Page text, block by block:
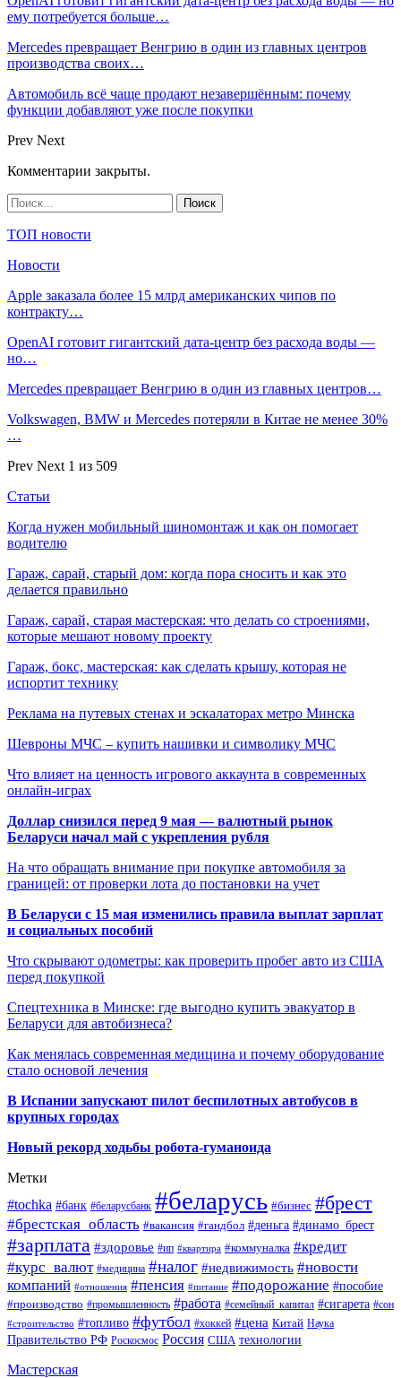
ему потребуется больше…
Mercedes превращает Венгрию в один из главных центров
производства своих…
Автомобиль всё чаще продают незавершённым: почему
функции добавляют уже после покупки
Prev Next
Комментарии закрыты.
ТОП новости
Новости
Apple заказала более 15 млрд американских чипов по
контракту…
OpenAI готовит гигантский дата-центр без расхода воды —
но…
Mercedes превращает Венгрию в один из главных центров…
Volkswagen, BMW и Mercedes потеряли в Китае не менее 30%
…
Prev Next 1 из 509
Статьи
Когда нужен мобильный шиномонтаж и как он помогает
водителю
Гараж, сарай, старый дом: когда пора сносить и как это
делается правильно
Гараж, сарай, старая мастерская: что делать со строениями,
которые мешают новому проекту
Гараж, бокс, мастерская: как сделать крышу, которая не
испортит технику
Реклама на путевых стенах и эскалаторах метро Минска
Шевроны МЧС – купить нашивки и символику МЧС
Что влияет на ценность игрового аккаунта в современных
онлайн-играх
Доллар снизился перед 9 мая — валютный рынок
Беларуси начал май с укрепления рубля
На что обращать внимание при покупке автомобиля за
границей: от проверки лота до постановки на учет
В Беларуси с 15 мая изменились правила выплат зарплат
и социальных пособий
Что скрывают одометры: как проверить пробег авто из США
перед покупкой
Спецтехника в Минске: где выгодно купить эвакуатор в
Беларуси для автобизнеса?
Как менялась современная медицина и почему оборудование
стало основой лечения
В Испании запускают пилот беспилотных автобусов в
крупных городах
Новый рекорд ходьбы робота-гуманоида
Метки
#tochka #банк #беларусбанк #беларусь #бизнес #брест
#брестская_область #вакансия #гандбол #деньга #динамо_брест
#зарплата #здоровье #ип #квартира #коммуналка #кредит
#курс_валют #медицина #налог #недвижимость #новости
компаний #отношения #пенсия #питание #подорожание #пособие
#производство #промышленность #работа #семейный_капитал #сигарета #сон
#строительство #топливо #футбол #хоккей #цена Китай Наука
Правительство РФ Роскосмос Россия США технологии
Мастерская